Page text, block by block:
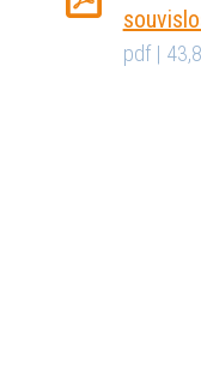
pdf |